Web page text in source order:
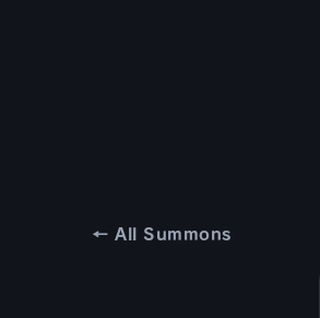
← All Summons